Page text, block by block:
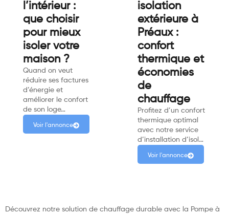
l’intérieur :
que choisir
pour mieux
isoler votre
maison ?
Quand on veut
réduire ses factures
d’énergie et
améliorer le confort
de son loge…
Voir l'annonce
isolation
extérieure à
Préaux :
confort
thermique et
économies
de
chauffage
Profitez d’un confort
thermique optimal
avec notre service
d’installation d’isol…
Voir l'annonce
Découvrez notre solution de chauffage durable avec la Pompe à